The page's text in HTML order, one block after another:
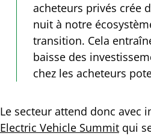
acheteurs privés crée
nuit à notre
transition. Cela
baisse des
chez les acheteurs
Le secteur attend donc avec
Electric Vehicle Summit qui